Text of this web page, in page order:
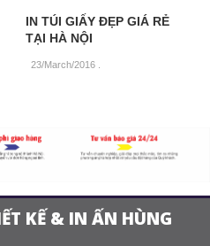
IN TÚI GIẤY ĐẸP GIÁ RẺ
TẠI HÀ NỘI
23/March/2016
KẾ & IN ẤN HÙNG